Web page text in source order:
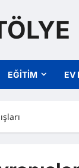
EĞİTİM EV